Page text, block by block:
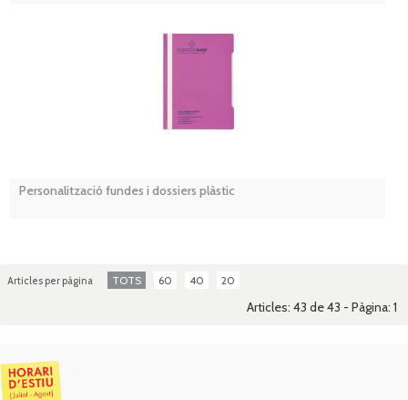
Personalització fundes i dossiers plàstic
Articles per pàgina TOTS 60 40 20
Articles: 43 de 43 - Pàgina: 1